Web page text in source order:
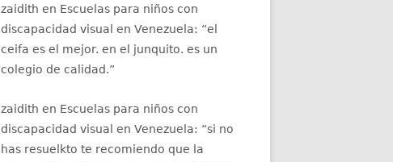
zaidith en Escuelas para niños con
discapacidad visual en Venezuela: “el
ceifa es el mejor. en el junquito. es un
colegio de calidad.”
zaidith en Escuelas para niños con
discapacidad visual en Venezuela: “si no
has resuelkto te recomiendo que la